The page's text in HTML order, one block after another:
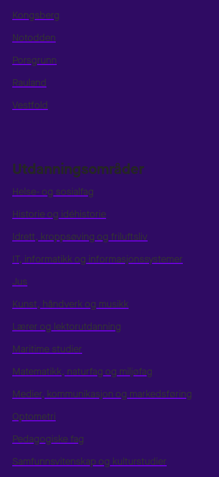
Kongsberg
Notodden
Porsgrunn
Rauland
Vestfold
Utdanningsområder
Helse- og sosialfag
Historie og idéhistorie
Idrett, kroppsøving og friluftsliv
IT, informatikk og informasjonssystemer
Jus
Kunst, håndverk og musikk
Lærer og lektorutdanning
Maritime studier
Matematikk, naturfag og miljøfag
Medier, kommunikasjon og markedsføring
Optometri
Pedagogiske fag
Samfunnsvitenskap og kulturstudier